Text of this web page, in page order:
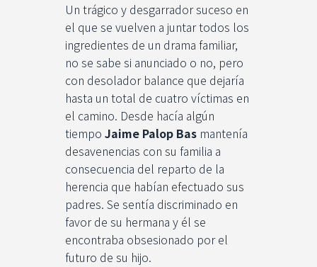
Un trágico y desgarrador suceso en
el que se vuelven a juntar todos los
ingredientes de un drama familiar,
no se sabe si anunciado o no, pero
con desolador balance que dejaría
hasta un total de cuatro víctimas en
el camino. Desde hacía algún
tiempo Jaime Palop Basmantenía
desavenencias con su familia a
consecuencia del reparto de la
herencia que habían efectuado sus
padres. Se sentía discriminado en
favor de su hermana y él se
encontraba obsesionado por el
futuro de su hijo.